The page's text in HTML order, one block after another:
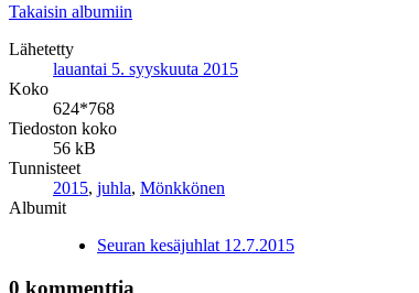
Takaisin albumiin
Lähetetty
lauantai 5. syyskuuta 2015
Koko
624*768
Tiedoston koko
56 kB
Tunnisteet
2015, juhla, Mönkkönen
Albumit
Seuran kesäjuhlat 12.7.2015
0 kommenttia